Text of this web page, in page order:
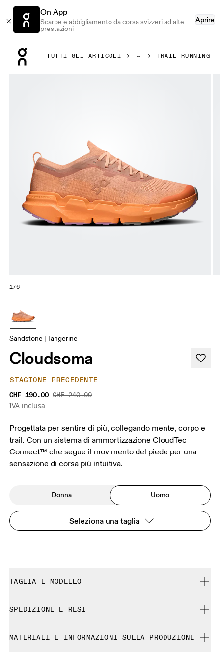
On App
Scarpe e abbigliamento da corsa svizzeri ad alte
prestazioni
Aprire
TUTTI GLI ARTICOLI TRAIL RUNNING
1/6
Sandstone | Tangerine
Cloudsoma
STAGIONE PRECEDENTE
CHF 190.00 CHF 240.00
IVA inclusa
Progettata per sentire di più, collegando mente, corpo e
trail. Con un sistema di ammortizzazione CloudTec
Connect™ che segue il movimento del piede per una
sensazione di corsa più intuitiva.
Donna Uomo
Seleziona una taglia
TAGLIA E MODELLO
Guida alle misure - Scarpe da uomo
SPEDIZIONE E RESI
Reso gratuito esteso a 30 giorni
I prodotti e le colorazioni in edizione limitata e gli articoli
MATERIALI E INFORMAZIONI SULLA PRODUZIONE